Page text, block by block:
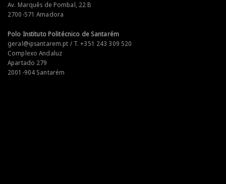
Av. Marquês de Pombal, 22 B
2700-571 Amadora
Polo Instituto Politécnico de Santarém
geral@ipsantarem.pt / T. +351 243 309 520
Complexo Andaluz
Apartado 279
2001-904 Santarém